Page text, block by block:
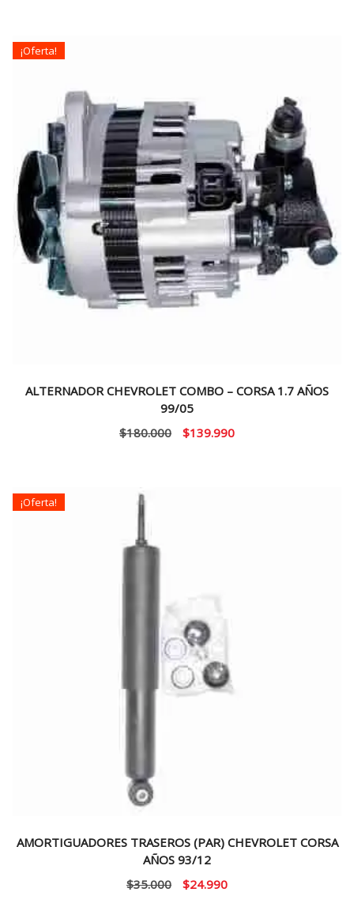
¡Oferta!
ALTERNADOR CHEVROLET COMBO – CORSA 1.7 AÑOS
99/05
$180.000
El
$139.990El
¡Oferta!
AMORTIGUADORES TRASEROS (PAR) CHEVROLET CORSA
AÑOS 93/12
$35.000
El
$24.990El